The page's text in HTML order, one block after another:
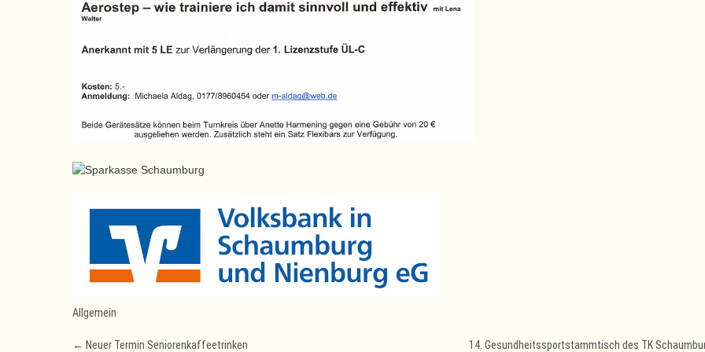
Allgemein
Post
← Neuer Termin Seniorenkaffeetrinken 14. Gesundheitssportstammtisch des TK